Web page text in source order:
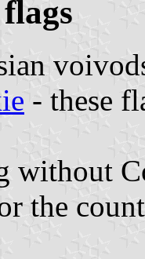
- these
without
the